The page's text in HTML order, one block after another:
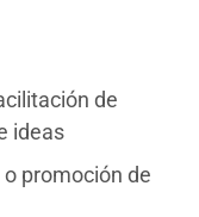
de
ideas
promoción de